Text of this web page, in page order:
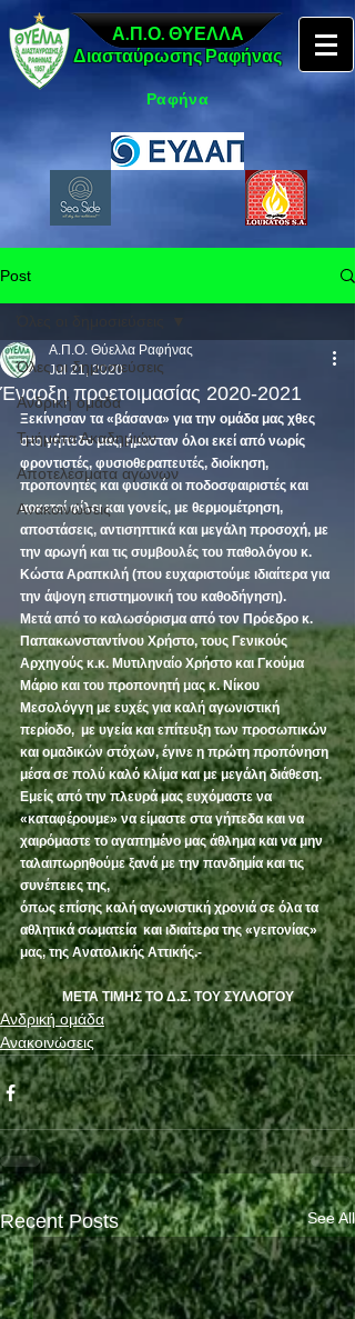
Α.Π.Ο. ΘΥΕΛΛΑ
Διασταύρωσης Ραφήνας
Ραφήνα
Post
Όλες οι δημοσιεύσεις
Ανδρική ομάδα
Τμήματα Ακαδημιών
Αποτελέσματα αγώνων
Ανακοινώσεις
Έναρξη προετοιμασίας 2020-2021
Α.Π.Ο. Θύελλα Ραφήνας
Jul 21, 2020
Ξεκίνησαν τα «βάσανα» για την ομάδα μας χθες
στο γήπεδο μας, ήμασταν όλοι εκεί από νωρίς
φροντιστές, φυσιοθεραπευτές, διοίκηση,
προπονητές και φυσικά οι ποδοσφαιριστές και
αρκετοί φίλοι και γονείς, με θερμομέτρηση,
αποστάσεις, αντισηπτικά και μεγάλη προσοχή, με
την αρωγή και τις συμβουλές του παθολόγου κ.
Κώστα Αραπκιλή (που ευχαριστούμε ιδιαίτερα για
την άψογη επιστημονική του καθοδήγηση).
Μετά από το καλωσόρισμα από τον Πρόεδρο κ.
Παπακωνσταντίνου Χρήστο, τους Γενικούς
Αρχηγούς κ.κ. Μυτιληναίο Χρήστο και Γκούμα
Μάριο και του προπονητή μας κ. Νίκου
Μεσολόγγη με ευχές για καλή αγωνιστική
περίοδο,  με υγεία και επίτευξη των προσωπικών
και ομαδικών στόχων, έγινε η πρώτη προπόνηση
μέσα σε πολύ καλό κλίμα και με μεγάλη διάθεση.
Εμείς από την πλευρά μας ευχόμαστε να
«καταφέρουμε» να είμαστε στα γήπεδα και να
χαιρόμαστε το αγαπημένο μας άθλημα και να μην
ταλαιπωρηθούμε ξανά με την πανδημία και τις
συνέπειες της,
όπως επίσης καλή αγωνιστική χρονιά σε όλα τα
αθλητικά σωματεία  και ιδιαίτερα της «γειτονίας»
μας, της Ανατολικής Αττικής.-
ΜΕΤΑ ΤΙΜΗΣ ΤΟ Δ.Σ. ΤΟΥ ΣΥΛΛΟΓΟΥ
Ανδρική ομάδα
Ανακοινώσεις
Recent Posts See All